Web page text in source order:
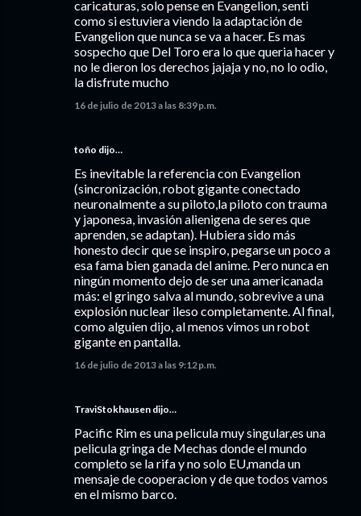
caricaturas, solo pense en Evangelion, senti
como si estuviera viendo la adaptación de
Evangelion que nunca se va a hacer. Es mas
sospecho que Del Toro era lo que queria hacer y
no le dieron los derechos jajaja y no, no lo odio,
la disfrute mucho
16 de julio de 2013 a las 8:39 p.m.
toño dijo…
Es inevitable la referencia con Evangelion
(sincronización, robot gigante conectado
neuronalmente a su piloto,la piloto con trauma
y japonesa, invasión alienigena de seres que
aprenden, se adaptan). Hubiera sido más
honesto decir que se inspiro, pegarse un poco a
esa fama bien ganada del anime. Pero nunca en
ningún momento dejo de ser una americanada
más: el gringo salva al mundo, sobrevive a una
explosión nuclear ileso completamente. Al final,
como alguien dijo, al menos vimos un robot
gigante en pantalla.
16 de julio de 2013 a las 9:12 p.m.
TraviStokhausen dijo…
Pacific Rim es una pelicula muy singular,es una
pelicula gringa de Mechas donde el mundo
completo se la rifa y no solo EU,manda un
mensaje de cooperacion y de que todos vamos
en el mismo barco.